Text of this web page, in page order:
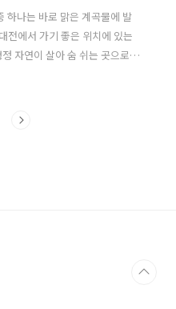
하나는 바로 맑은 계곡물에 발
전에서 가기 좋은 위치에 있는
자연이 살아 숨 쉬는 곳으로
로 인기가 많다. 전라북도 완주
심이 깊지 않아 아이들이 물놀